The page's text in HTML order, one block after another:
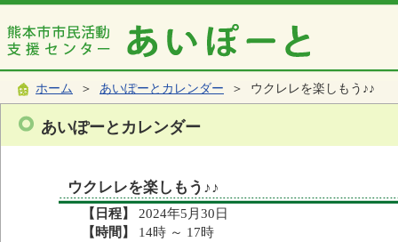
ホーム ＞ あいぽーとカレンダー ＞ ウクレレを楽しもう♪♪
あいぽーとカレンダー
ウクレレを楽しもう♪♪
【日程】
2024年5月30日
【時間】
14時 ～ 17時